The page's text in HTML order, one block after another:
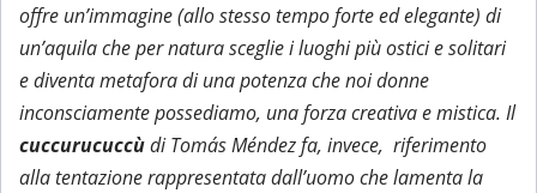
offre un’immagine (allo stesso tempo forte ed elegante) di
un’aquila che per natura sceglie i luoghi più ostici e solitari
e diventa metafora di una potenza che noi donne
inconsciamente possediamo, una forza creativa e mistica. Il
cuccurucuccùdi Tomás Méndez fa, invece, riferimento
alla tentazione rappresentata dall’uomo che lamenta la